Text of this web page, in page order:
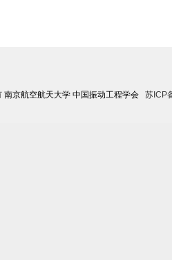
京航空航天大学 中国振动工程学会 苏ICP